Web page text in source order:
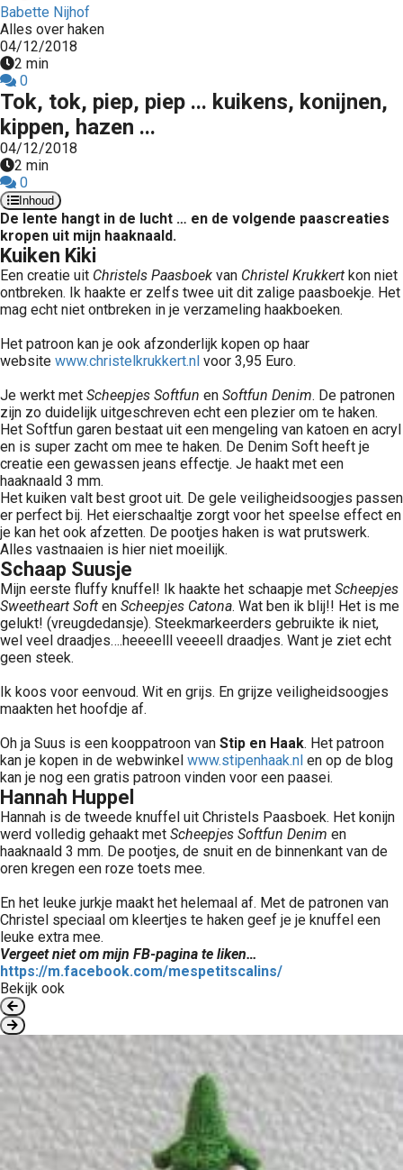
Babette Nijhof
Alles over haken
04/12/2018
2 min
0
Tok, tok, piep, piep ... kuikens, konijnen,
kippen, hazen ...
04/12/2018
2 min
0
Inhoud
De lente hangt in de lucht … en de volgende paascreaties
kropen uit mijn haaknaald.
Kuiken Kiki
Een creatie uit Christels Paasboek van Christel Krukkert kon niet
ontbreken. Ik haakte er zelfs twee uit dit zalige paasboekje. Het
mag echt niet ontbreken in je verzameling haakboeken.
Het patroon kan je ook afzonderlijk kopen op haar
website www.christelkrukkert.nl voor 3,95 Euro.
Je werkt met Scheepjes Softfun en Softfun Denim. De patronen
zijn zo duidelijk uitgeschreven echt een plezier om te haken.
Het Softfun garen bestaat uit een mengeling van katoen en acryl
en is super zacht om mee te haken. De Denim Soft heeft je
creatie een gewassen jeans effectje. Je haakt met een
haaknaald 3 mm.
Het kuiken valt best groot uit. De gele veiligheidsoogjes passen
er perfect bij. Het eierschaaltje zorgt voor het speelse effect en
je kan het ook afzetten. De pootjes haken is wat prutswerk.
Alles vastnaaien is hier niet moeilijk.
Schaap Suusje
Mijn eerste fluffy knuffel! Ik haakte het schaapje met Scheepjes
Sweetheart Soft en Scheepjes Catona. Wat ben ik blij!! Het is me
gelukt! (vreugdedansje). Steekmarkeerders gebruikte ik niet,
wel veel draadjes….heeeelll veeeell draadjes. Want je ziet echt
geen steek.
Ik koos voor eenvoud. Wit en grijs. En grijze veiligheidsoogjes
maakten het hoofdje af.
Oh ja Suus is een kooppatroon van Stip en Haak. Het patroon
kan je kopen in de webwinkel www.stipenhaak.nl en op de blog
kan je nog een gratis patroon vinden voor een paasei.
Hannah Huppel
Hannah is de tweede knuffel uit Christels Paasboek. Het konijn
werd volledig gehaakt met Scheepjes Softfun Denim en
haaknaald 3 mm. De pootjes, de snuit en de binnenkant van de
oren kregen een roze toets mee.
En het leuke jurkje maakt het helemaal af. Met de patronen van
Christel speciaal om kleertjes te haken geef je je knuffel een
leuke extra mee.
Vergeet niet om mijn FB-pagina te liken…
https://m.facebook.com/mespetitscalins/
Bekijk ook